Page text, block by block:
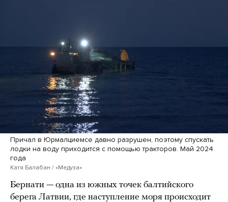
Причал в Юрмалциемсе давно разрушен, поэтому спускать
лодки на воду приходится с помощью тракторов. Май 2024
года
Катя Балабан / «Медуза»
Бернати — одна из южных точек балтийского
берега Латвии, где наступление моря происходит